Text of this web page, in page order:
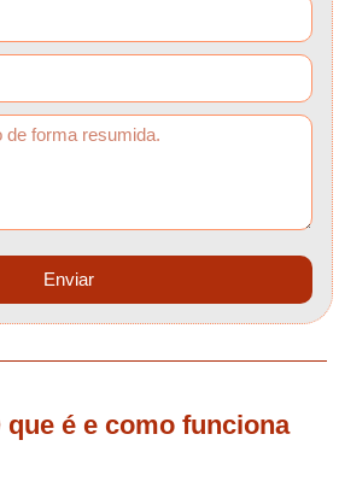
Enviar
é e como funciona